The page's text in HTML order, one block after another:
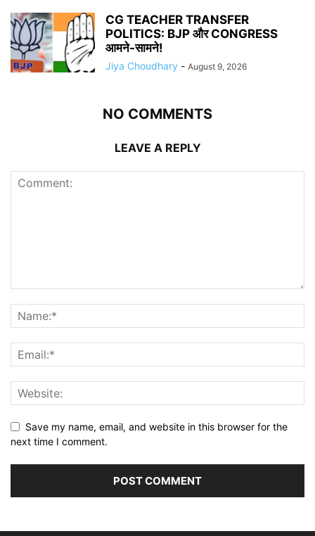
CG TEACHER TRANSFER
POLITICS: BJP और CONGRESS
आमने-सामने!
Jiya Choudhary - August 9, 2026
NO COMMENTS
LEAVE A REPLY
Save my name, email, and website in this browser for the
next time I comment.